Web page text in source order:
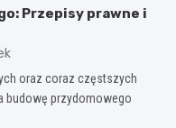
Przepisy prawne i
oraz coraz częstszych
budowę przydomowego